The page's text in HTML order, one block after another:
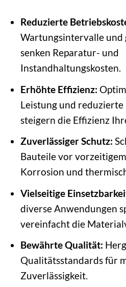
Reduzierte
Wartungsintervalle und
senken Reparatur- und
Instandhaltungskosten.
Erhöhte Effizienz:
Leistung und
steigern die Effizienz
Zuverlässiger Schutz:
Bauteile vor
Korrosion und
Vielseitige
diverse Anwendungen
vereinfacht die
Bewährte Qualität:
Qualitätsstandards für
Zuverlässigkeit.